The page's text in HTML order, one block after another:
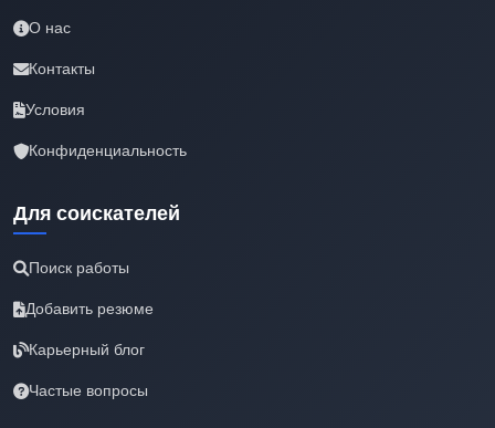
О нас
Контакты
Условия
Конфиденциальность
Для соискателей
Поиск работы
Добавить резюме
Карьерный блог
Частые вопросы